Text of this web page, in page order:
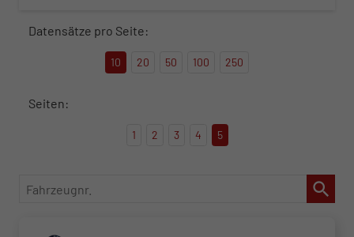
Datensätze pro Seite:
10 20 50 100 250
Seiten:
1 2 3 4 5
Fahrzeugnr.